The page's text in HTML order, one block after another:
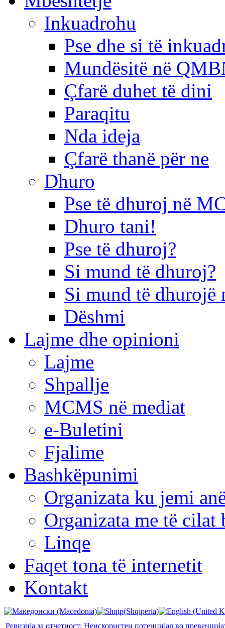
Inkuadrohu
Pse dhe si të
Mundësitë në
Çfarë duhet të dini
Paraqitu
Nda ideja
Çfarë thanë për ne
Dhuro
Pse të dhuroj në
Dhuro tani!
Pse të dhuroj?
Si mund të dhuroj?
Si mund të dhurojë
Dëshmi
Lajme dhe opinioni
Lajme
Shpallje
MCMS në mediat
e-Buletini
Fjalime
Bashkëpunimi
Organizata ku jemi
Organizata me të cilat
Linqe
Faqet tona të internetit
Kontakt
Ревизија за отчетност: Неискористен потенцијал во